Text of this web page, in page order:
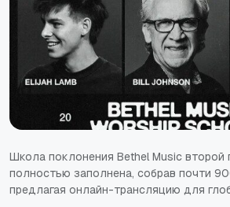
Школа поклонения Bethel Music второй
полностью заполнена, собрав почти
предлагая онлайн-трансляцию для